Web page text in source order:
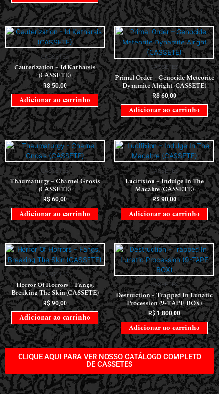
CASSETES
Cauterization – Id Katharsis
(CASSETE)
R$50,00
Adicionar ao carrinho
CASSETES
Primal Order – Genocide Meteorite
Dynamite Alright (CASSETE)
R$60,00
Adicionar ao carrinho
CASSETES
Thaumaturgy – Charnel Gnosis
(CASSETE)
R$60,00
Adicionar ao carrinho
CASSETES
Lucifixion – Indulge In The
Macabre (CASSETE)
R$90,00
Adicionar ao carrinho
CASSETES
Horror Of Horrors ‎– Fangs,
Breaking The Skin (CASSETE)
R$90,00
Adicionar ao carrinho
CASSETES
Destruction – Trapped In Lunatic
Procession (9-TAPE BOX)
R$1.800,00
Adicionar ao carrinho
CLIQUE AQUI PARA VER NOSSO CATÁLOGO COMPLETO
DE CASSETES